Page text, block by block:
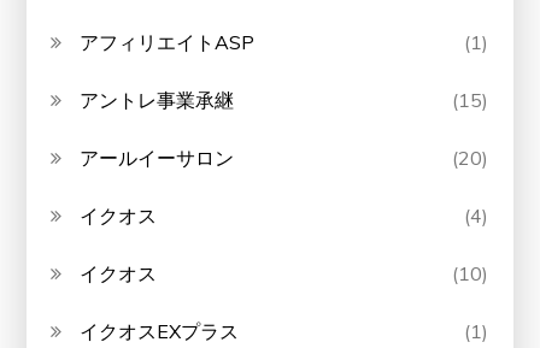
アフィリエイトASP (1)
アントレ事業承継 (15)
アールイーサロン (20)
イクオス (4)
イクオス (10)
イクオスEXプラス (1)